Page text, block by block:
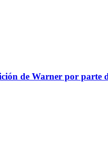
de Warner por parte